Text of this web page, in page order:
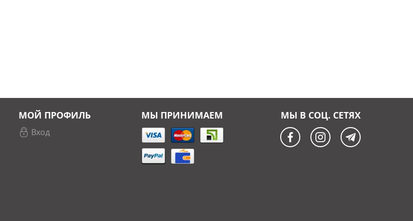
МОЙ ПРОФИЛЬ
Вход
МЫ ПРИНИМАЕМ МЫ В СОЦ. СЕТЯХ